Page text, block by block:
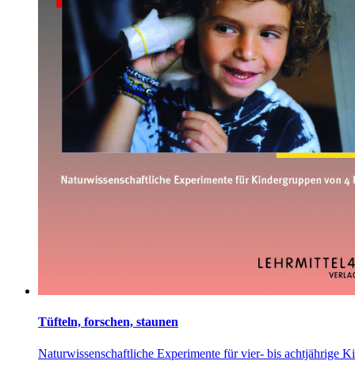
Tüfteln, forschen, staunen
Naturwissenschaftliche Experimente für vier- bis achtjährige